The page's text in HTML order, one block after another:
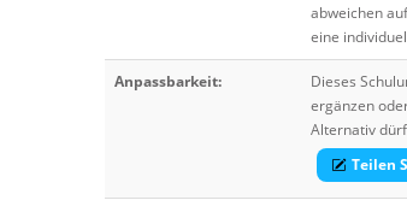
abweichen
eine
Anpassbarkeit: Dieses
ergänzen
Alternativ
Teilen